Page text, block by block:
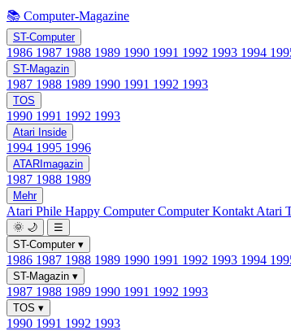
📚 Computer-Magazine
ST-Computer
1986 1987 1988 1989 1990 1991 1992 1993 1994
ST-Magazin
1987 1988 1989 1990 1991 1992 1993
TOS
1990 1991 1992 1993
Atari Inside
1994 1995 1996
ATARImagazin
1987 1988 1989
Mehr
Atari Phile Happy ComputerComputer Kontakt Atari
🌞 🌙
☰
ST-Computer ▾
1986 1987 1988 1989 1990 1991 1992 1993 1994
ST-Magazin ▾
1987 1988 1989 1990 1991 1992 1993
TOS ▾
1990 1991 1992 1993